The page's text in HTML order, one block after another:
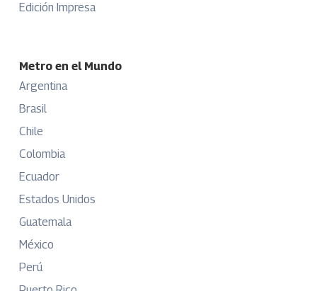
Edición Impresa
Metro en el Mundo
Argentina
Brasil
Chile
Colombia
Ecuador
Estados Unidos
Guatemala
México
Perú